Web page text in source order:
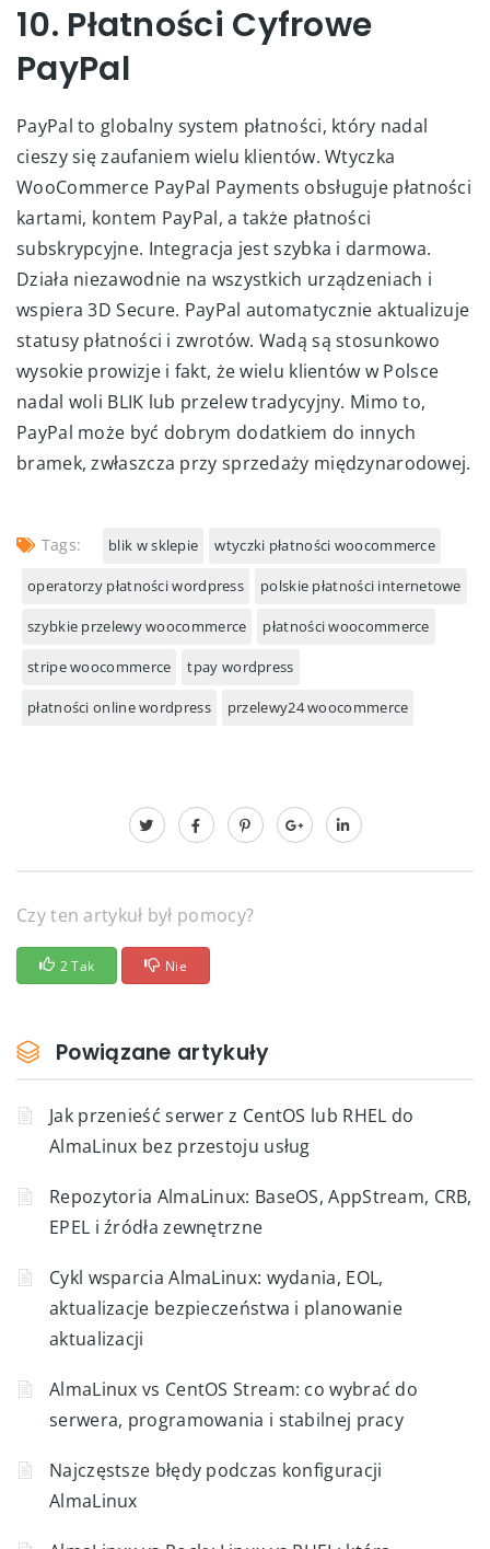
10. Płatności Cyfrowe
PayPal
PayPal to globalny system płatności, który nadal
cieszy się zaufaniem wielu klientów. Wtyczka
WooCommerce PayPal Payments obsługuje płatności
kartami, kontem PayPal, a także płatności
subskrypcyjne. Integracja jest szybka i darmowa.
Działa niezawodnie na wszystkich urządzeniach i
wspiera 3D Secure. PayPal automatycznie aktualizuje
statusy płatności i zwrotów. Wadą są stosunkowo
wysokie prowizje i fakt, że wielu klientów w Polsce
nadal woli BLIK lub przelew tradycyjny. Mimo to,
PayPal może być dobrym dodatkiem do innych
bramek, zwłaszcza przy sprzedaży międzynarodowej.
Tags: blik w sklepie wtyczki płatności woocommerce
operatorzy płatności wordpress polskie płatności internetowe
szybkie przelewy woocommerce płatności woocommerce
stripe woocommerce tpay wordpress
płatności online wordpress przelewy24 woocommerce
Czy ten artykuł był pomocy?
2 Tak Nie
Powiązane artykuły
Jak przenieść serwer z CentOS lub RHEL do
AlmaLinux bez przestoju usług
Repozytoria AlmaLinux: BaseOS, AppStream, CRB,
EPEL i źródła zewnętrzne
Cykl wsparcia AlmaLinux: wydania, EOL,
aktualizacje bezpieczeństwa i planowanie
aktualizacji
AlmaLinux vs CentOS Stream: co wybrać do
serwera, programowania i stabilnej pracy
Najczęstsze błędy podczas konfiguracji
AlmaLinux